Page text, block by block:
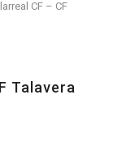
CF – CF
Talavera